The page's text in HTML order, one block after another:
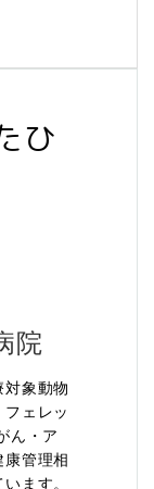
ひ
院
象動物
ェレッ
ん・ア
管理相
ます。